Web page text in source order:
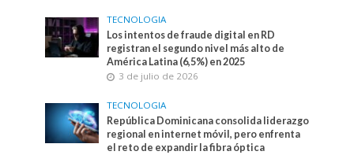
TECNOLOGIA
Los intentos de fraude digital en RD
registran el segundo nivel más alto de
América Latina (6,5%) en 2025
3 de julio de 2026
TECNOLOGIA
República Dominicana consolida liderazgo
regional en internet móvil, pero enfrenta
el reto de expandir la fibra óptica